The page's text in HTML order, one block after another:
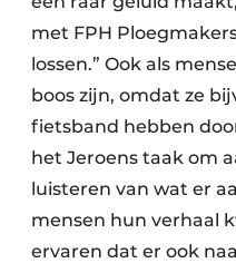
met FPH
lossen.” Ook als
boos zijn, omdat ze
fietsband hebben
het Jeroens taak om
luisteren van wat er
mensen hun verhaal
ervaren dat er ook